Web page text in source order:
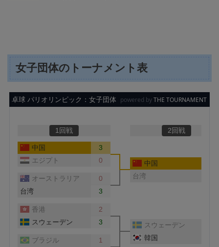
女子団体のトーナメント表